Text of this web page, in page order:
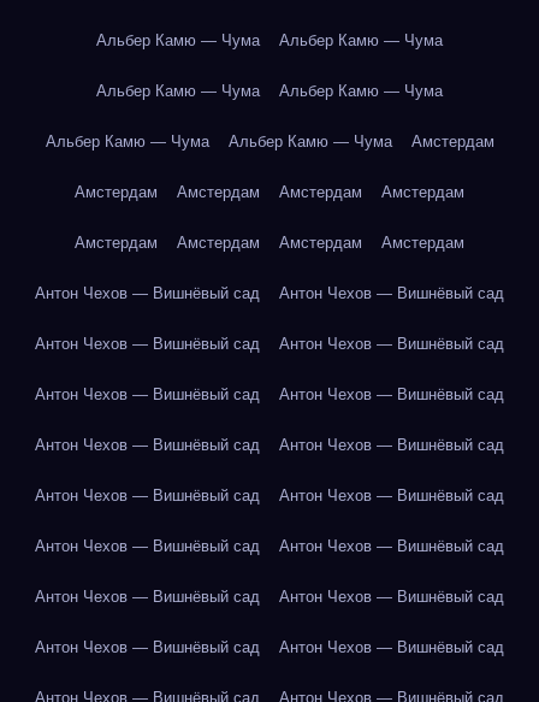
Альбер Камю — Чума Альбер Камю — Чума
Альбер Камю — Чума Альбер Камю — Чума
Альбер Камю — Чума Альбер Камю — Чума Амстердам
Амстердам Амстердам Амстердам Амстердам
Амстердам Амстердам Амстердам Амстердам
Антон Чехов — Вишнёвый сад Антон Чехов — Вишнёвый сад
Антон Чехов — Вишнёвый сад Антон Чехов — Вишнёвый сад
Антон Чехов — Вишнёвый сад Антон Чехов — Вишнёвый сад
Антон Чехов — Вишнёвый сад Антон Чехов — Вишнёвый сад
Антон Чехов — Вишнёвый сад Антон Чехов — Вишнёвый сад
Антон Чехов — Вишнёвый сад Антон Чехов — Вишнёвый сад
Антон Чехов — Вишнёвый сад Антон Чехов — Вишнёвый сад
Антон Чехов — Вишнёвый сад Антон Чехов — Вишнёвый сад
Антон Чехов — Вишнёвый сад Антон Чехов — Вишнёвый сад